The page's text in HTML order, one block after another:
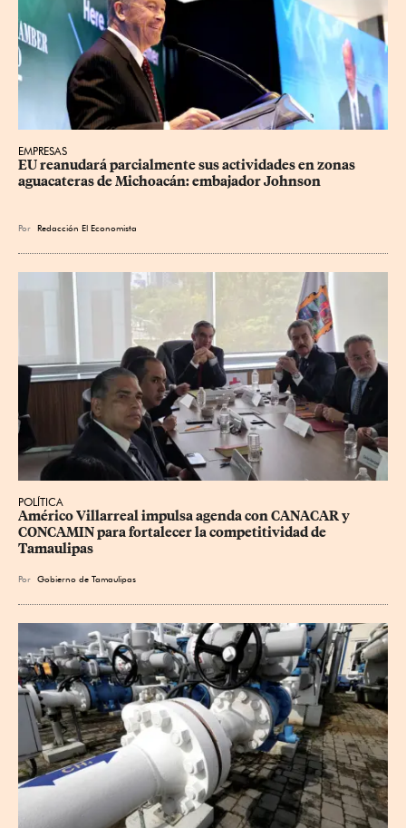
EMPRESAS
EU reanudará parcialmente sus actividades en zonas
aguacateras de Michoacán: embajador Johnson
Por Redacción El Economista
POLÍTICA
Américo Villarreal impulsa agenda con CANACAR y
CONCAMIN para fortalecer la competitividad de
Tamaulipas
Por Gobierno de Tamaulipas